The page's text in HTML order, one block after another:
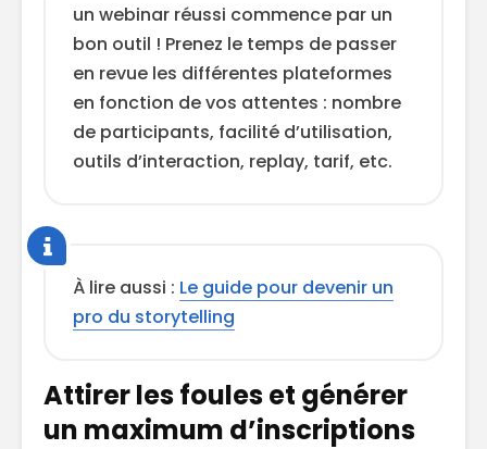
un webinar réussi commence par un
bon outil ! Prenez le temps de passer
en revue les différentes plateformes
en fonction de vos attentes : nombre
de participants, facilité d’utilisation,
outils d’interaction, replay, tarif, etc.
À lire aussi : Le guide pour devenir un
pro du storytelling
Attirer les foules et générer
un maximum d’inscriptions